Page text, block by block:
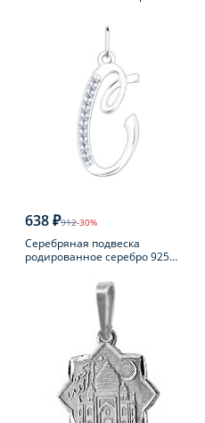
638 ₽912-30%
Серебряная подвеска
родированное серебро 925